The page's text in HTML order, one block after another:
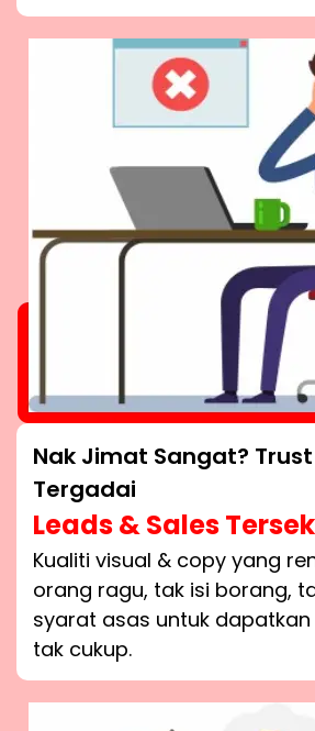
Nak Jimat Sangat?
Tergadai
Leads & Sales
Kualiti visual & copy yang
orang ragu, tak isi borang,
syarat asas untuk dapatkan
tak cukup.